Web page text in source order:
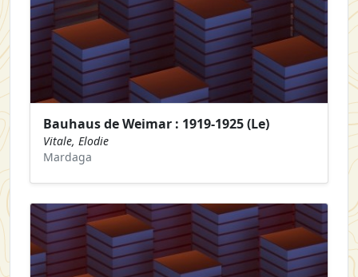
Bauhaus de Weimar : 1919-1925 (Le)
Vitale, Elodie
Mardaga